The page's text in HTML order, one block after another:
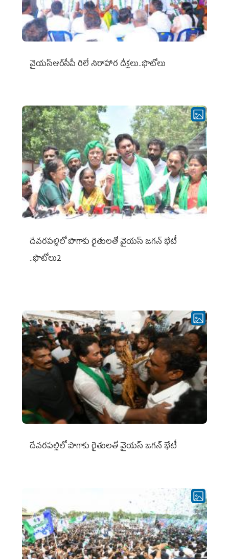
వైయ‌స్ఆర్‌సీపీ రిలే నిరాహార దీక్షలు..ఫొటోలు
దేవరపల్లిలో పొగాకు రైతులతో వైయస్ జగన్ భేటీ
..ఫొటోలు2
దేవరపల్లిలో పొగాకు రైతులతో వైయస్ జగన్ భేటీ